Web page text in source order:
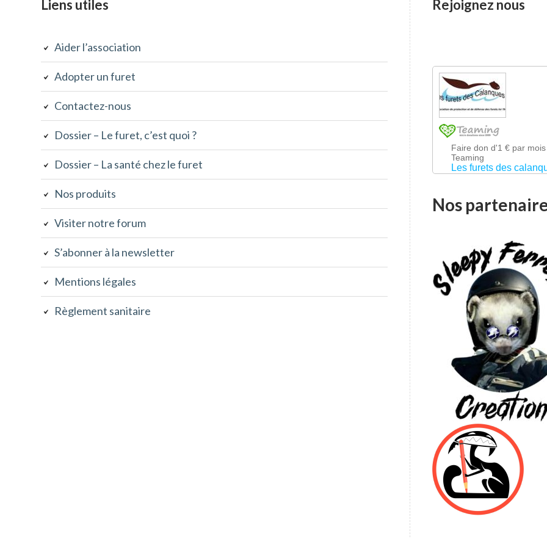
Colonne
subsidiaire
Liens utiles
Aider l’association
Adopter un furet
Contactez-nous
Dossier – Le furet, c’est quoi ?
Dossier – La santé chez le furet
Nos produits
Visiter notre forum
S’abonner à la newsletter
Mentions légales
Règlement sanitaire
Rejoignez nous
Nos